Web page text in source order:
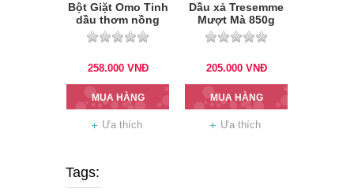
Bột Giặt Omo Tinh
dầu thơm nồng
nàng 5.3kg
258.000 VNĐ
MUA HÀNG
Ưa thích
Dầu xả Tresemme
Mượt Mà 850g
205.000 VNĐ
MUA HÀNG
Ưa thích
Tags: